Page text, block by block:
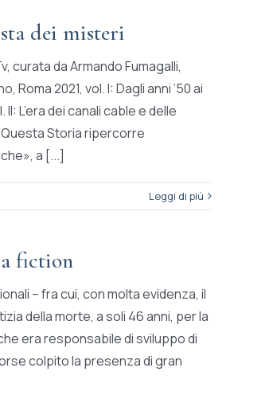
dei misteri
curata da Armando Fumagalli,
Roma 2021, vol. I: Dagli anni ’50 ai
L’era dei canali cable e delle
Storia ripercorre
a [...]
Leggi di più
fiction
– fra cui, con molta evidenza, il
della morte, a soli 46 anni, per la
era responsabile di sviluppo di
colpito la presenza di gran